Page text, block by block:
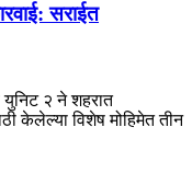
सराईत
२ ने शहरात
केलेल्या विशेष मोहिमेत तीन